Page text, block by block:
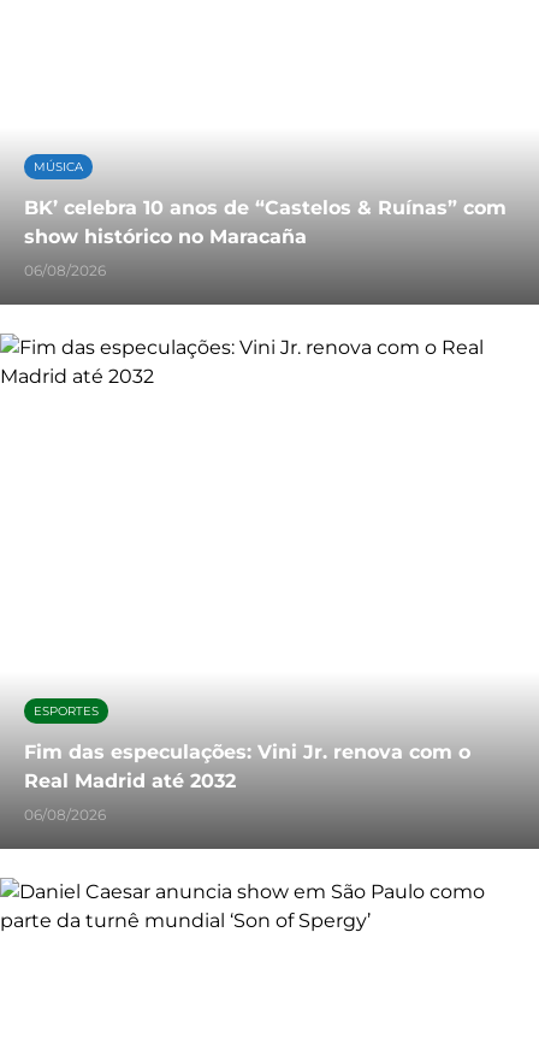
MÚSICA
BK’ celebra 10 anos de “Castelos & Ruínas” com
show histórico no Maracaña
06/08/2026
ESPORTES
Fim das especulações: Vini Jr. renova com o
Real Madrid até 2032
06/08/2026